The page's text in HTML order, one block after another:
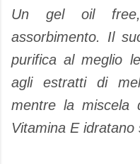
Un gel oil
assorbimento. Il
purifica al meglio
agli estratti di
mentre la miscela
Vitamina E idratano